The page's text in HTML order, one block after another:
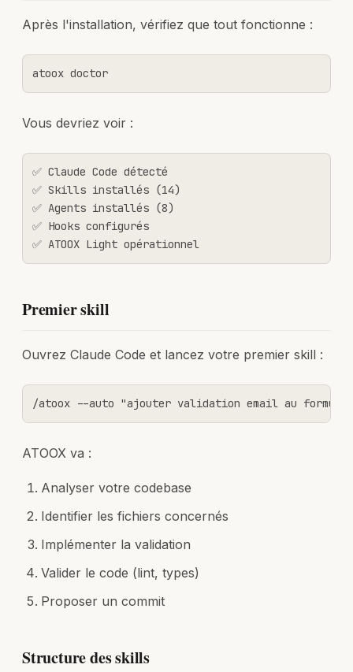
Après l'installation, vérifiez que tout fonctionne :
atoox doctor
Vous devriez voir :
✅ Claude Code détecté
✅ Skills installés (14)
✅ Agents installés (8)
✅ Hooks configurés
✅ ATOOX Light opérationnel
Premier skill
Ouvrez Claude Code et lancez votre premier skill :
/atoox --auto "ajouter validation email au
ATOOX va :
Analyser votre codebase
Identifier les fichiers concernés
Implémenter la validation
Valider le code (lint, types)
Proposer un commit
Structure des skills